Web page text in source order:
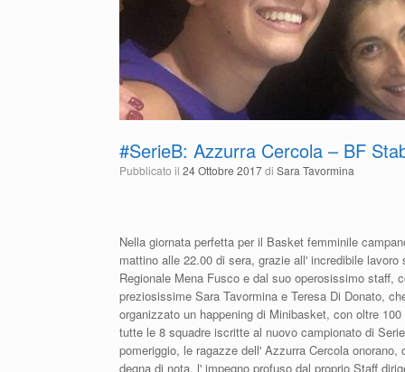
#SerieB: Azzurra Cercola – BF
Pubblicato il 24 Ottobre 2017di Sara Tavormina
Nella giornata perfetta per il Basket femminile
mattino alle 22.00 di sera, grazie all' incredibile lavoro
Regionale Mena Fusco e dal suo operosissimo staff,
preziosissime Sara Tavormina e Teresa Di Donato,
organizzato un happening di Minibasket, con oltre
tutte le 8 squadre iscritte al nuovo campionato di
pomeriggio, le ragazze dell' Azzurra Cercola onorano,
degna di nota, l' impegno profuso dal proprio Staff